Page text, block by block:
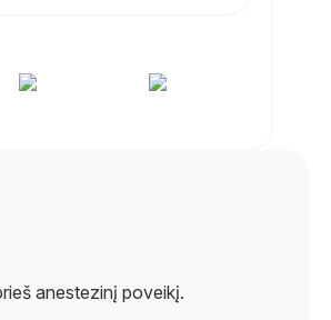
anestezinį poveikį.